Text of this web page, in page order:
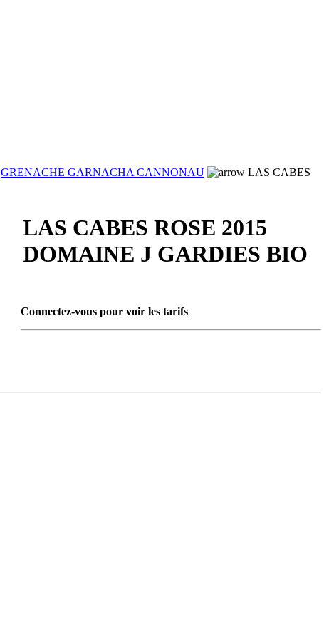
GRENACHE GARNACHA CANNONAU
LAS CABES
LAS CABES ROSE 2015
DOMAINE J GARDIES BIO
Connectez-vous pour voir les tarifs